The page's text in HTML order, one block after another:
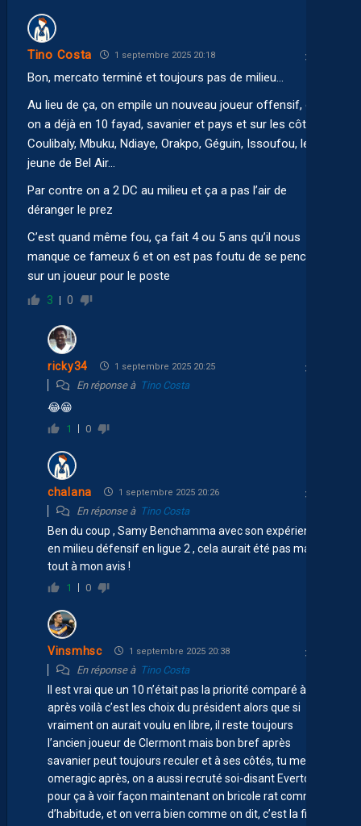
Tino Costa 1 septembre 2025 20:18
Bon, mercato terminé et toujours pas de milieu…
Au lieu de ça, on empile un nouveau joueur offensif, où
on a déjà en 10 fayad, savanier et pays et sur les côtés
Coulibaly, Mbuku, Ndiaye, Orakpo, Géguin, Issoufou, le
jeune de Bel Air…
Par contre on a 2 DC au milieu et ça a pas l’air de
déranger le prez
C’est quand même fou, ça fait 4 ou 5 ans qu’il nous
manque ce fameux 6 et on est pas foutu de se pencher
sur un joueur pour le poste
3 0
ricky34 1 septembre 2025 20:25
En réponse à Tino Costa
😂😁
1 0
chalana 1 septembre 2025 20:26
En réponse à Tino Costa
Ben du coup , Samy Benchamma avec son expérience
en milieu défensif en ligue 2 , cela aurait été pas mal du
tout à mon avis !
1 0
Vinsmhsc 1 septembre 2025 20:38
En réponse à Tino Costa
Il est vrai que un 10 n’était pas la priorité comparé à six,
après voilà c’est les choix du président alors que si
vraiment on aurait voulu en libre, il reste toujours
l’ancien joueur de Clermont mais bon bref après
savanier peut toujours reculer et à ses côtés, tu mets
omeragic après, on a aussi recruté soi-disant Everton
pour ça à voir façon maintenant on bricole rat comme
d’habitude, et on verra bien comme on dit, c’est la fin du